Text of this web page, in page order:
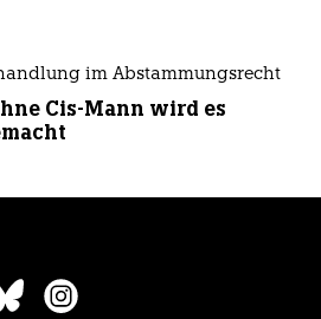
im Abstammungsrecht
Cis-Mann wird es